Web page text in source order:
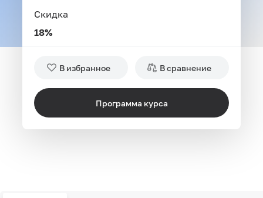
Скидка
18%
В избранное В сравнение
Программа курса